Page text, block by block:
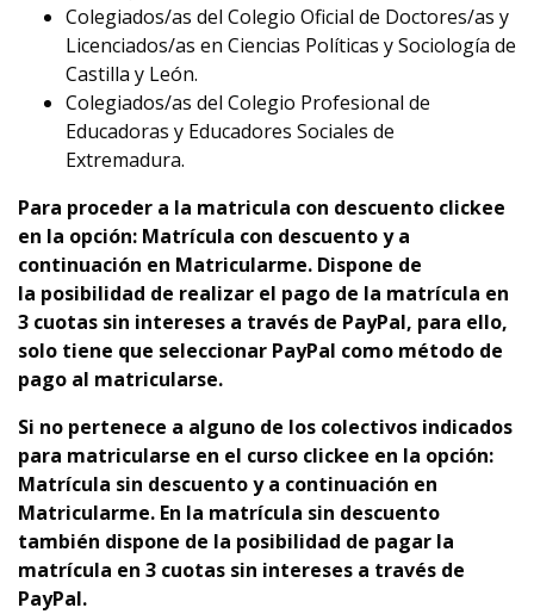
Colegiados/as del Colegio Oficial de Doctores/as y
Licenciados/as en Ciencias Políticas y Sociología de
Castilla y León.
Colegiados/as del Colegio Profesional de
Educadoras y Educadores Sociales de
Extremadura.
Para proceder a la matricula con descuento clickee
en la opción: Matrícula con descuento y a
continuación en Matricularme. Dispone de
la posibilidad de realizar el pago de la matrícula en
3 cuotas sin intereses a través de PayPal, para ello,
solo tiene que seleccionar PayPal como método de
pago al matricularse.
Si no pertenece a alguno de los colectivos indicados
para matricularse en el curso clickee en la opción:
Matrícula sin descuento y a continuación en
Matricularme. En la matrícula sin descuento
también dispone de la posibilidad de pagar la
matrícula en 3 cuotas sin intereses a través de
PayPal.